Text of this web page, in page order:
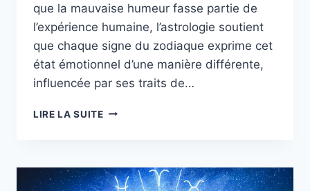
que la mauvaise humeur fasse partie de
l’expérience humaine, l’astrologie soutient
que chaque signe du zodiaque exprime cet
état émotionnel d’une manière différente,
influencée par ses traits de…
LIRE LA SUITECOMMENT
LORSQUE
VOUS